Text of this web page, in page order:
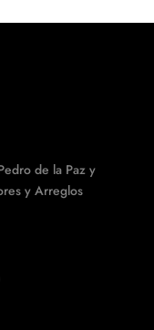
de la Paz y
y Arreglos